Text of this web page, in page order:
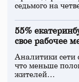
седьмого на
55%
свое рабочее
Аналитики сети
что меньше
жителей…